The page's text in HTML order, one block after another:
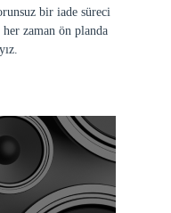
bir iade süreci
zaman ön planda